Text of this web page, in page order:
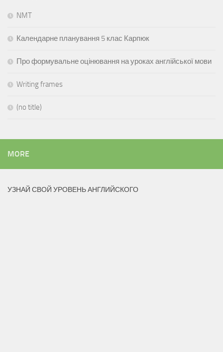
NMT
Календарне планування 5 клас Карпюк
Про формувальне оцінювання на уроках англійської мови
Writing frames
(no title)
MORE
УЗНАЙ СВОЙ УРОВЕНЬ АНГЛИЙСКОГО